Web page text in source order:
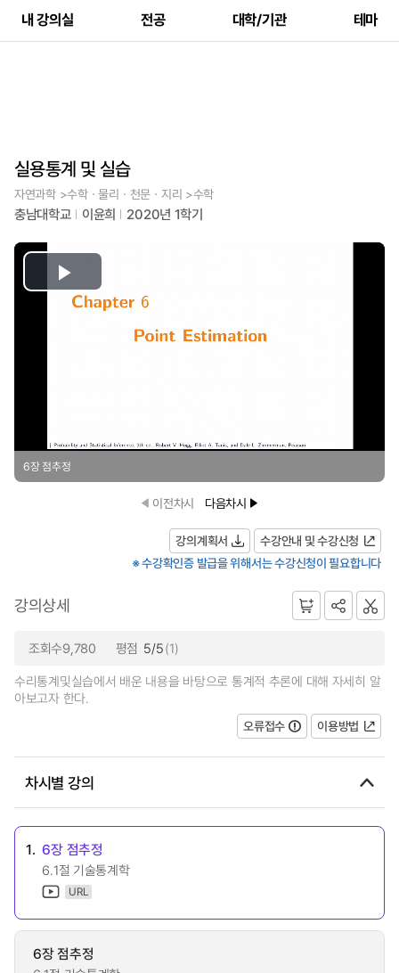
내 강의실 전공 대학/기관 테마
실용통계 및 실습
자연과학 >수학ㆍ물리ㆍ천문ㆍ지리 >수학
충남대학교 이윤희 2020년 1학기
Play
6장 점추정
이전차시 다음차시
강의계획서
수강안내 및 수강신청
※ 수강확인증 발급을 위해서는 수강신청이 필요합니다
강의상세
조회수9,780 평점 5/5(1)
수리통계및실습에서 배운 내용을 바탕으로 통계적 추론에 대해 자세히 알
아보고자 한다.
오류접수
이용방법
차시별 강의
1. 6장 점추정
6.1절 기술통계학
URL
6장 점추정